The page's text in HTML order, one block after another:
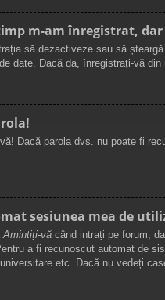
m-am înregistrat,
să dezactiveze sau să
date. Dacă da, înregistrați-vă
Dacă parola dvs. nu poate fi
sesiunea mea de
Amintiți-vă când intrați pe forum,
a fi recunoscut automat de
etc. Dacă nu vedeți